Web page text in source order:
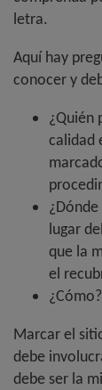
letra.
Aquí hay
conocer y
¿Quién
calidad
lugar
que la
el
¿Cómo?
Marcar el
debe
debe ser la